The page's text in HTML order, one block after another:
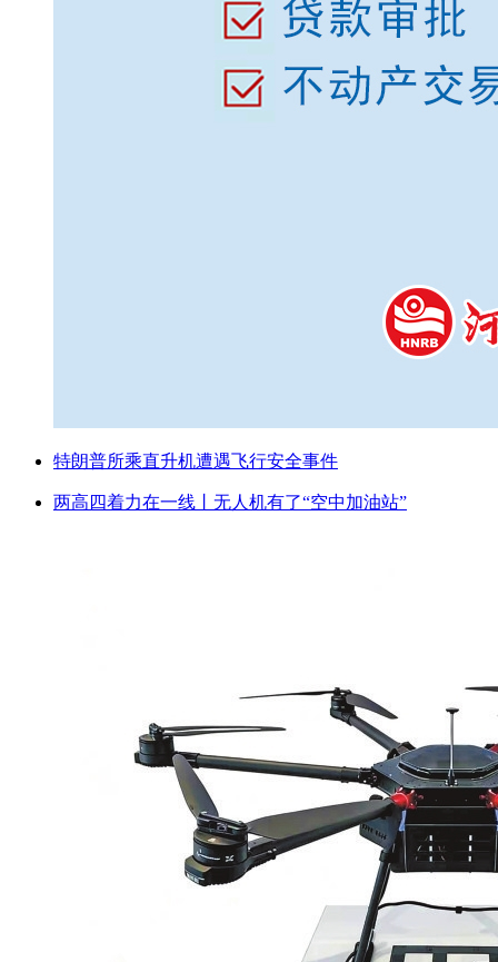
特朗普所乘直升机遭遇飞行安全事件
两高四着力在一线丨无人机有了“空中加油站”